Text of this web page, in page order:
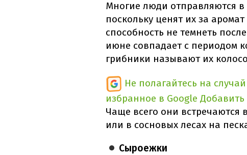
Многие люди отправляются
поскольку ценят их за
способность не темнеть
июне совпадает с периодом
грибники называют их
Не полагайтесь на
избранное в Google Добавить
Чаще всего они встречаются
или в сосновых лесах на
Сыроежки